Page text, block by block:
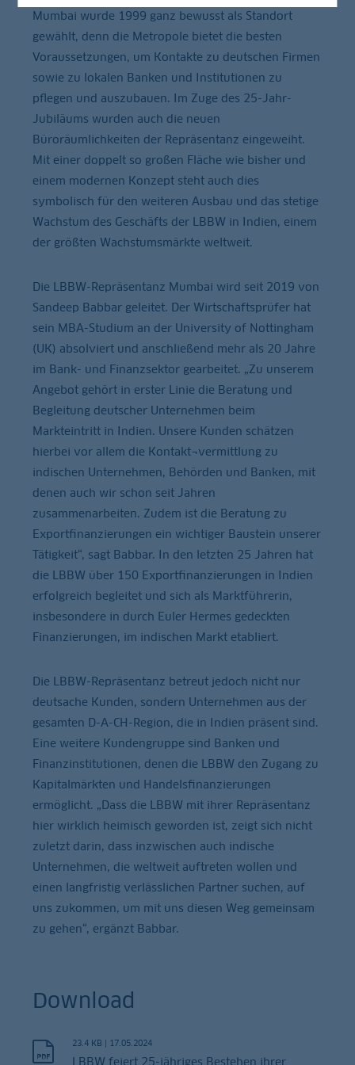
Mumbai wurde 1999 ganz bewusst als Standort
gewählt, denn die Metropole bietet die besten
Voraussetzungen, um Kontakte zu deutschen Firmen
sowie zu lokalen Banken und Institutionen zu
pflegen und auszubauen. Im Zuge des 25-Jahr-
Jubiläums wurden auch die neuen
Büroräumlichkeiten der Repräsentanz eingeweiht.
Mit einer doppelt so großen Fläche wie bisher und
einem modernen Konzept steht auch dies
symbolisch für den weiteren Ausbau und das stetige
Wachstum des Geschäfts der LBBW in Indien, einem
der größten Wachstumsmärkte weltweit.
Die LBBW-Repräsentanz Mumbai wird seit 2019 von
Sandeep Babbar geleitet. Der Wirtschaftsprüfer hat
sein MBA-Studium an der University of Nottingham
(UK) absolviert und anschließend mehr als 20 Jahre
im Bank- und Finanzsektor gearbeitet. „Zu unserem
Angebot gehört in erster Linie die Beratung und
Begleitung deutscher Unternehmen beim
Markteintritt in Indien. Unsere Kunden schätzen
hierbei vor allem die Kontakt¬vermittlung zu
indischen Unternehmen, Behörden und Banken, mit
denen auch wir schon seit Jahren
zusammenarbeiten. Zudem ist die Beratung zu
Exportfinanzierungen ein wichtiger Baustein unserer
Tätigkeit“, sagt Babbar. In den letzten 25 Jahren hat
die LBBW über 150 Exportfinanzierungen in Indien
erfolgreich begleitet und sich als Marktführerin,
insbesondere in durch Euler Hermes gedeckten
Finanzierungen, im indischen Markt etabliert.
Die LBBW-Repräsentanz betreut jedoch nicht nur
deutsache Kunden, sondern Unternehmen aus der
gesamten D-A-CH-Region, die in Indien präsent sind.
Eine weitere Kundengruppe sind Banken und
Finanzinstitutionen, denen die LBBW den Zugang zu
Kapitalmärkten und Handelsfinanzierungen
ermöglicht. „Dass die LBBW mit ihrer Repräsentanz
hier wirklich heimisch geworden ist, zeigt sich nicht
zuletzt darin, dass inzwischen auch indische
Unternehmen, die weltweit auftreten wollen und
einen langfristig verlässlichen Partner suchen, auf
uns zukommen, um mit uns diesen Weg gemeinsam
zu gehen“, ergänzt Babbar.
Download
23.4 KB | 17.05.2024
LBBW feiert 25-jähriges Bestehen ihrer